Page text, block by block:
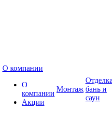
О компании
О
компании
Акции
Монтаж бань и
саун